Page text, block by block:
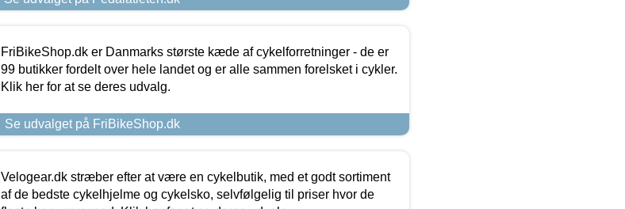
FriBikeShop.dk er Danmarks største kæde af cykelforretninger - de er
99 butikker fordelt over hele landet og er alle sammen forelsket i cykler.
Klik her for at se deres udvalg.
Se udvalget på FriBikeShop.dk
Velogear.dk stræber efter at være en cykelbutik, med et godt sortiment
af de bedste cykelhjelme og cykelsko, selvfølgelig til priser hvor de